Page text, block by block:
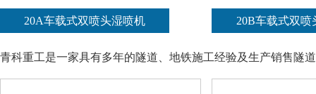
20A车载式双喷头湿喷机 20B车载式双喷
青科重工是一家具有多年的隧道、地铁施工经验及生产销售隧